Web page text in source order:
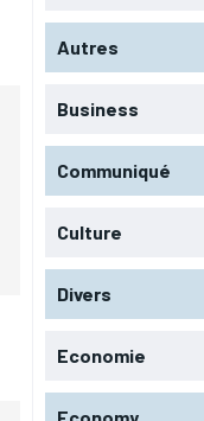
Autres
Business
Communiqué
Culture
Divers
Economie